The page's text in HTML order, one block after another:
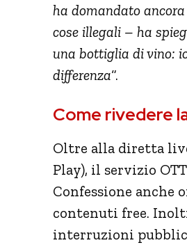
ha domandato
cose illegali – ha
una bottiglia di vino:
differenza“.
Come rivedere
Oltre alla diretta
Play), il servizio
Confessione anche
contenuti free.
interruzioni